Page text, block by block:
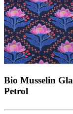
Bio Musselin
Petrol